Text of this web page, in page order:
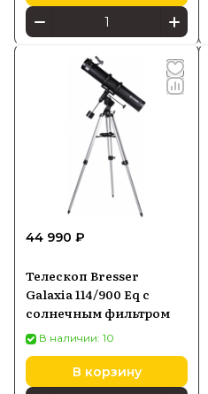
44 990 ₽
Телескоп Bresser
Galaxia 114/900 Eq с
солнечным фильтром
В наличии: 10
В корзину